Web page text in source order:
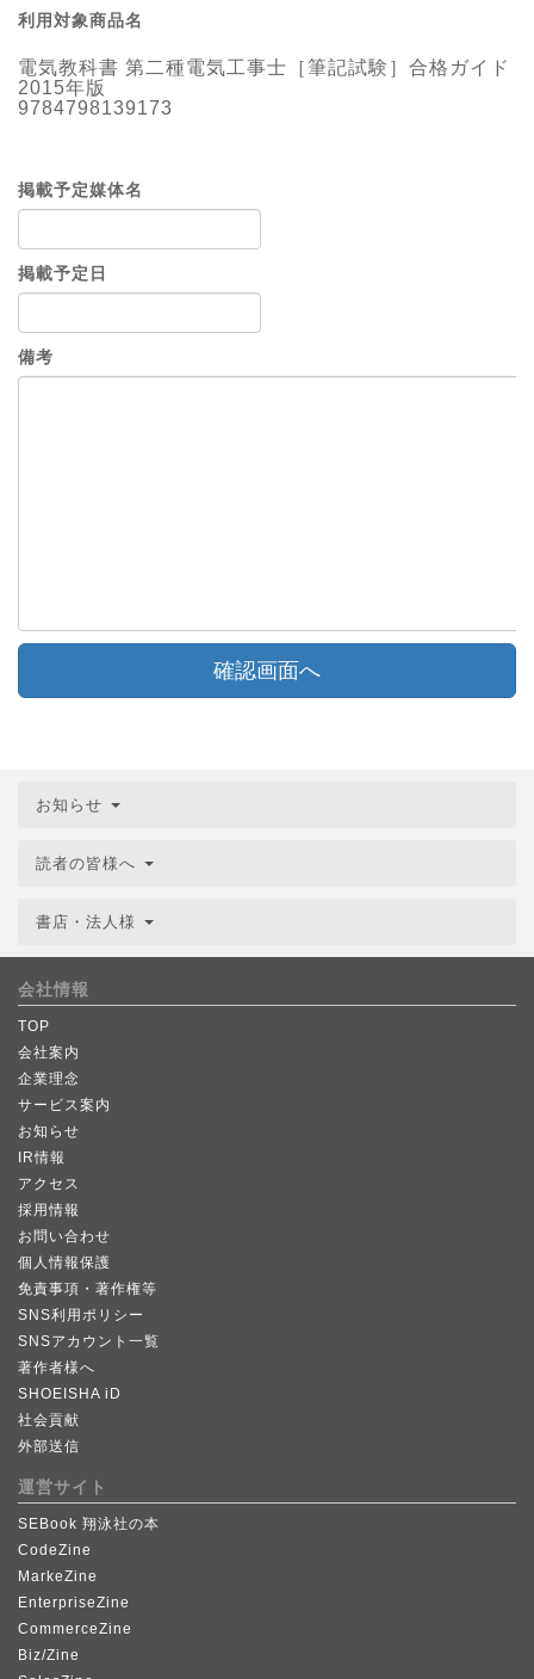
利用対象商品名
電気教科書 第二種電気工事士［筆記試験］合格ガイド
2015年版
9784798139173
掲載予定媒体名
掲載予定日
備考
確認画面へ
お知らせ
読者の皆様へ
書店・法人様
会社情報
TOP
会社案内
企業理念
サービス案内
お知らせ
IR情報
アクセス
採用情報
お問い合わせ
個人情報保護
免責事項・著作権等
SNS利用ポリシー
SNSアカウント一覧
著作者様へ
SHOEISHA iD
社会貢献
外部送信
運営サイト
SEBook 翔泳社の本
CodeZine
MarkeZine
EnterpriseZine
CommerceZine
Biz/Zine